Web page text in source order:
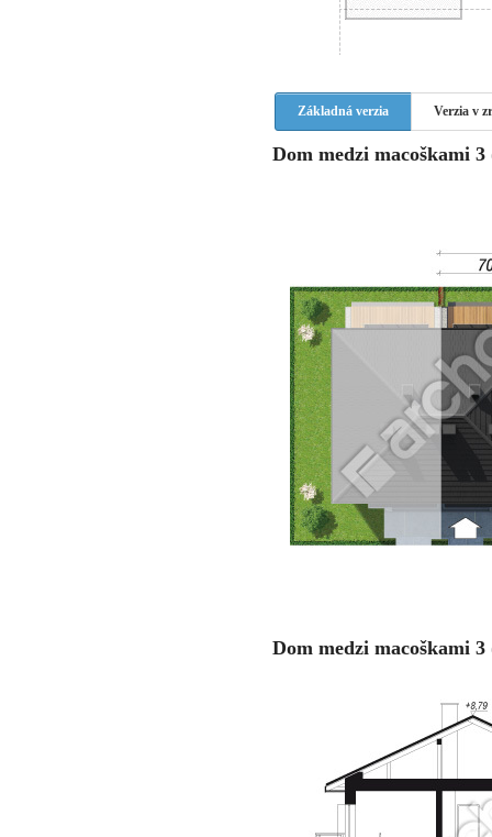
Základná verzia Verzia v
Dom medzi macoškami
Dom medzi macoškami 3